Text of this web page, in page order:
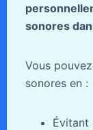
sonores
Vous
sonores en :
Évitant